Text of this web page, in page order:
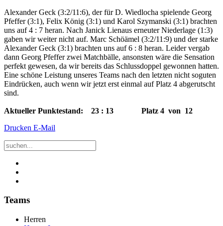
Alexander Geck (3:2/11:6), der für D. Wiedlocha spielende Georg
Pfeffer (3:1), Felix König (3:1) und Karol Szymanski (3:1) brachten
uns auf 4 : 7 heran. Nach Janick Lienaus erneuter Niederlage (1:3)
gaben wir weiter nicht auf. Marc Schöämel (3:2/11:9) und der starke
Alexander Geck (3:1) brachten uns auf 6 : 8 heran. Leider vergab
dann Georg Pfeffer zwei Matchbälle, ansonsten wäre die Sensation
perfekt gewesen, da wir bereits das Schlussdoppel gewonnen hatten.
Eine schöne Leistung unseres Teams nach den letzten nicht soguten
Eindrücken, auch wenn wir jetzt erst einmal auf Platz 4 abgerutscht
sind.
Aktueller Punktestand: 23 : 13 Platz 4 von 12
Drucken E-Mail
Teams
Herren